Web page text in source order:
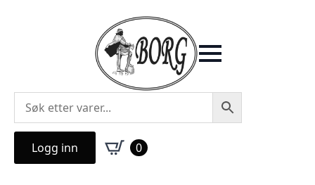
Logg inn 0